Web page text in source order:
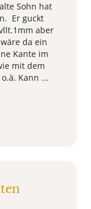
Sohn hat
Er guckt
aber
da ein
Kante im
mit dem
Kann ...